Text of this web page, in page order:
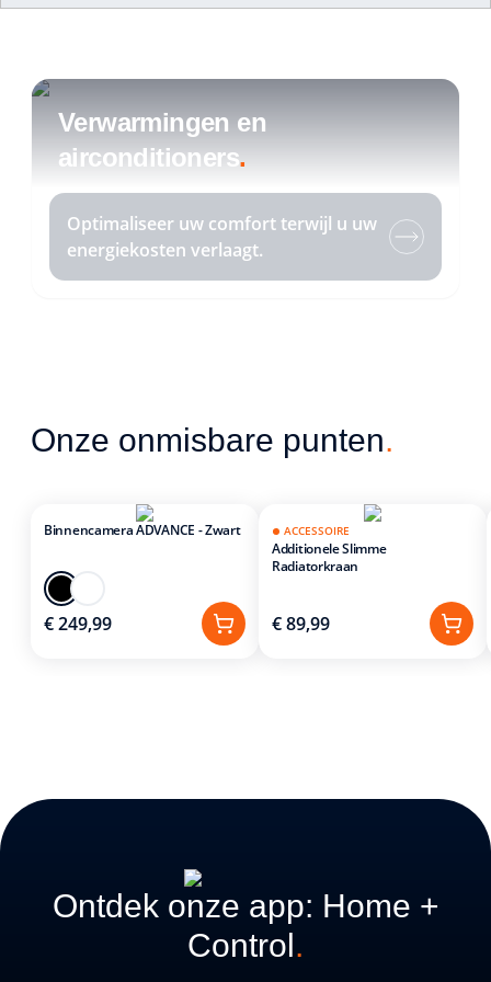
Beheers uw
energieverbruik.
Optimaliseer uw comfort terwijl u uw uitgaven
vermindert met onze verbonden oplossingen.
Verwarmingen en
airconditioners.
Optimaliseer uw comfort terwijl u uw
energiekosten verlaagt.
Onze onmisbare punten.
Binnencamera ADVANCE - Zwart
€ 249,99
ACCESSOIRE
Additionele Slimme
Radiatorkraan
€ 89,99
Ontdek onze app: Home +
Control.